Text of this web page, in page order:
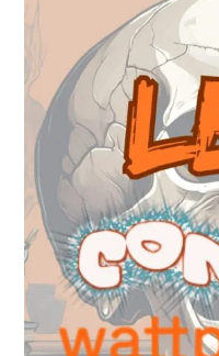
aba
nova
aba
uma
nova
aba